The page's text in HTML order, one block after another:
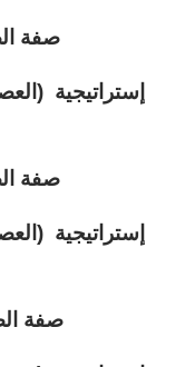
صفة
إستراتيجية
صفة
إستراتيجية
صفة